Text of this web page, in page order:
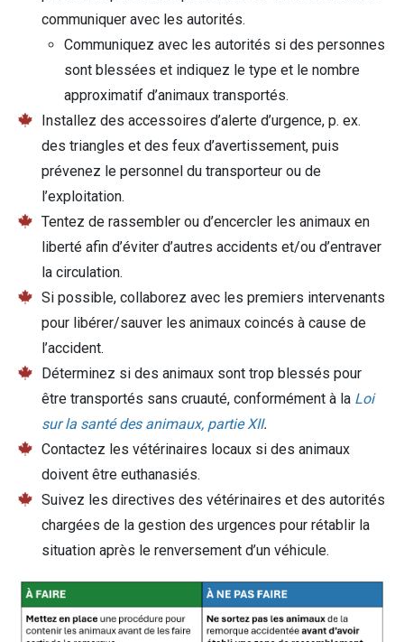
communiquer avec les autorités.
Communiquez avec les autorités si des personnes
sont blessées et indiquez le type et le nombre
approximatif d’animaux transportés.
Installez des accessoires d’alerte d’urgence, p. ex.
des triangles et des feux d’avertissement, puis
prévenez le personnel du transporteur ou de
l’exploitation.
Tentez de rassembler ou d’encercler les animaux en
liberté afin d’éviter d’autres accidents et/ou d’entraver
la circulation.
Si possible, collaborez avec les premiers intervenants
pour libérer/sauver les animaux coincés à cause de
l’accident.
Déterminez si des animaux sont trop blessés pour
être transportés sans cruauté, conformément à la Loi
sur la santé des animaux, partie XII.
Contactez les vétérinaires locaux si des animaux
doivent être euthanasiés.
Suivez les directives des vétérinaires et des autorités
chargées de la gestion des urgences pour rétablir la
situation après le renversement d’un véhicule.